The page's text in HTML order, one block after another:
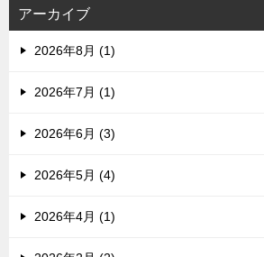
アーカイブ
2026年8月 (1)
2026年7月 (1)
2026年6月 (3)
2026年5月 (4)
2026年4月 (1)